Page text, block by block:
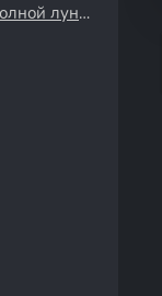
Королевство полной луны (2012)